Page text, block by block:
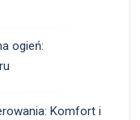
ogień:
Komfort i